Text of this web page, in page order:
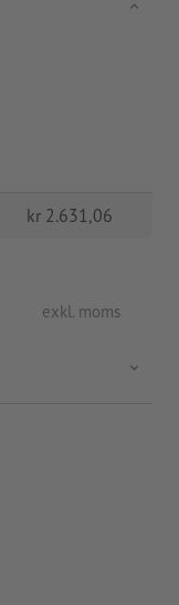
kr 2.631,06
exkl. moms